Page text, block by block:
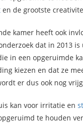
en de grootste
kamer heeft ook
dat in 2013
in een opgeruimde
kiezen en dat ze
er dus ook nog
kan voor irritatie en
te houden